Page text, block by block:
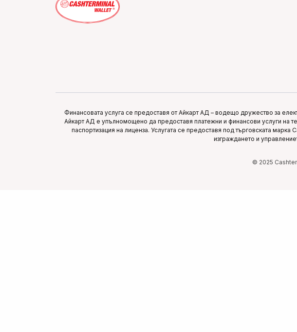
Финансовата услуга се предоставя от Айкарт АД – водещо дружество за
Айкарт АД е упълномощено да предоставя платежни и финансови услуги на
паспортизация на лиценза. Услугата се предоставя под търговската
изграждането и
© 2025